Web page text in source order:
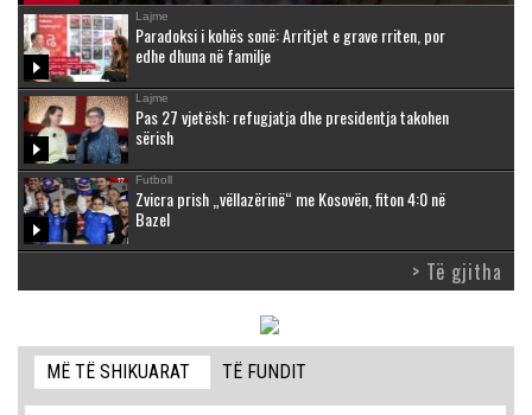
Lajme
Paradoksi i kohës sonë: Arritjet e grave rriten, por
edhe dhuna në familje
Lajme
Pas 27 vjetësh: refugjatja dhe presidentja takohen
sërish
Futboll
Zvicra prish „vëllazërinë“ me Kosovën, fiton 4:0 në
Bazel
> Të gjitha
MË TË SHIKUARAT TË FUNDIT